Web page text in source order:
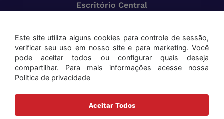
Escritório Central
Cred
Aceitamos os seguintes cartões:
Este site utiliza alguns cookies para controle de sessão,
verificar seu uso em nosso site e para marketing. Você
pode aceitar todos ou configurar quais deseja
compartilhar. Para mais informações acesse nossa
Politica de privacidade
Aceitar Todos